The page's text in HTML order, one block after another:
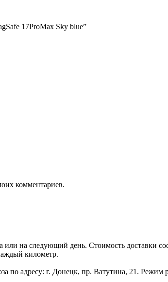
17ProMax Sky blue”
комментариев.
на следующий день. Стоимость доставки
километр.
по адресу: г. Донецк, пр. Ватутина, 21.